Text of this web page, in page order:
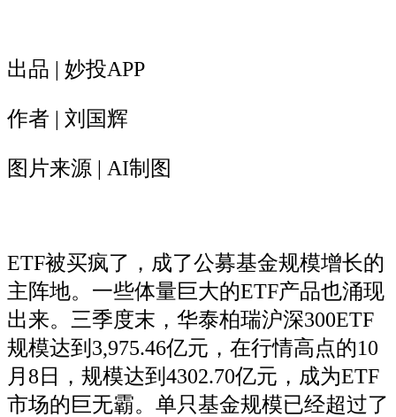
出品 | 妙投APP
作者 | 刘国辉
图片来源 | AI制图
ETF被买疯了，成了公募基金规模增长的
主阵地。一些体量巨大的ETF产品也涌现
出来。三季度末，华泰柏瑞沪深300ETF
规模达到3,975.46亿元，在行情高点的10
月8日，规模达到4302.70亿元，成为ETF
市场的巨无霸。单只基金规模已经超过了